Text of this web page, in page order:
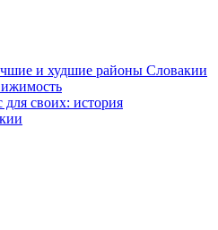
и худшие районы Словакии
своих: история